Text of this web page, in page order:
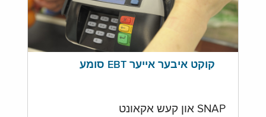
קוקט איבער אייער EBT סומע
SNAP און קעש אקאונט